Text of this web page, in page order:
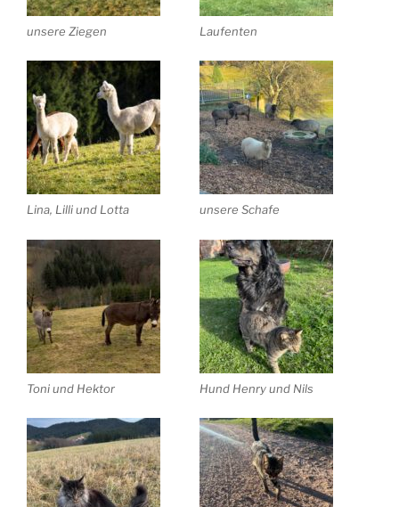
unsere Ziegen Laufenten
Lina, Lilli und Lotta unsere Schafe
Toni und Hektor Hund Henry und Nils